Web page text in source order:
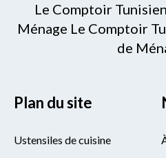
Le Comptoir
Ménage Le Comptoir
de
Plan du site
Ustensiles de cuisine